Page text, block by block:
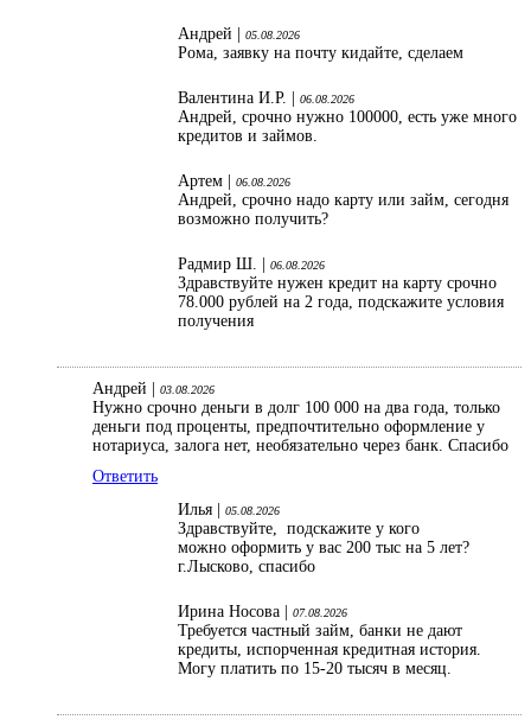
Андрей | 05.08.2026
Рома, заявку на почту кидайте, сделаем
Валентина И.Р. | 06.08.2026
Андрей, срочно нужно 100000, есть уже много
кредитов и займов.
Артем | 06.08.2026
Андрей, срочно надо карту или займ, сегодня
возможно получить?
Радмир Ш. | 06.08.2026
Здравствуйте нужен кредит на карту срочно
78.000 рублей на 2 года, подскажите условия
получения
Андрей | 03.08.2026
Нужно срочно деньги в долг 100 000 на два года, только
деньги под проценты, предпочтительно оформление у
нотариуса, залога нет, необязательно через банк. Спасибо
Ответить
Илья |
05.08.2026
Здравствуйте, подскажите у кого
можно оформить у вас 200 тыс на 5 лет?
г.Лысково, спасибо
Ирина Носова | 07.08.2026
Требуется частный займ, банки не дают
кредиты, испорченная кредитная история.
Могу платить по 15-20 тысяч в месяц.